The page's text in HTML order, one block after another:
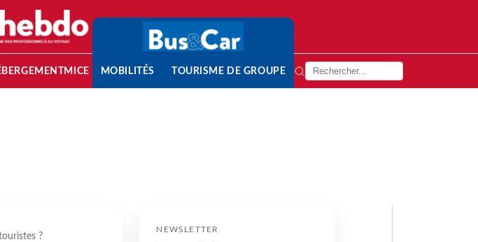
MICE MOBILITÉS TOURISME DE GROUPE
?
NEWSLETTER